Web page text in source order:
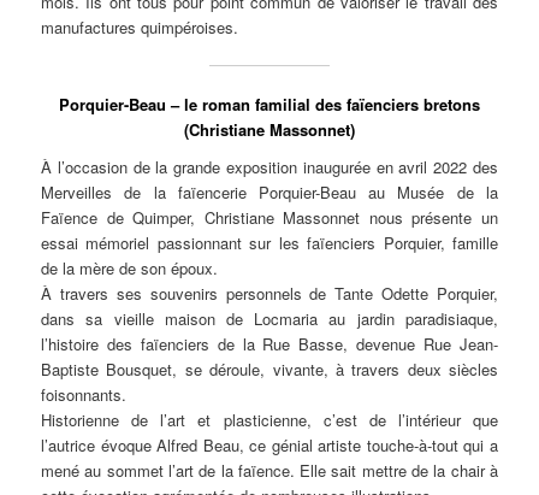
manufactures quimpéroises.
Porquier-Beau – le roman familial des faïenciers bretons
(Christiane Massonnet)
À l’occasion de la grande exposition inaugurée en avril 2022 des
Merveilles de la faïencerie Porquier-Beau au Musée de la
Faïence de Quimper, Christiane Massonnet nous présente un
essai mémoriel passionnant sur les faïenciers Porquier, famille
de la mère de son époux.
À travers ses souvenirs personnels de Tante Odette Porquier,
dans sa vieille maison de Locmaria au jardin paradisiaque,
l’histoire des faïenciers de la Rue Basse, devenue Rue Jean-
Baptiste Bousquet, se déroule, vivante, à travers deux siècles
foisonnants.
Historienne de l’art et plasticienne, c’est de l’intérieur que
l’autrice évoque Alfred Beau, ce génial artiste touche-à-tout qui a
mené au sommet l’art de la faïence. Elle sait mettre de la chair à